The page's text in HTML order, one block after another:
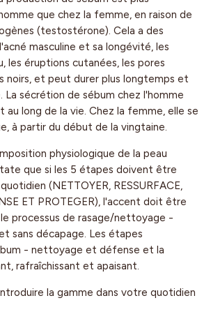
que chez la femme, en raison de
(testostérone). Cela a des
masculine et sa longévité, les
les éruptions cutanées, les pores
noirs, et peut durer plus longtemps et
La sécrétion de sébum chez l'homme
long de la vie. Chez la femme, elle se
à partir du début de la vingtaine.
physiologique de la peau
que si les 5 étapes doivent être
(NETTOYER, RESSURFACE,
ET PROTEGER), l'accent doit être
processus de rasage/nettoyage -
sans décapage. Les étapes
- nettoyage et défense et la
rafraîchissant et apaisant.
la gamme dans votre quotidien